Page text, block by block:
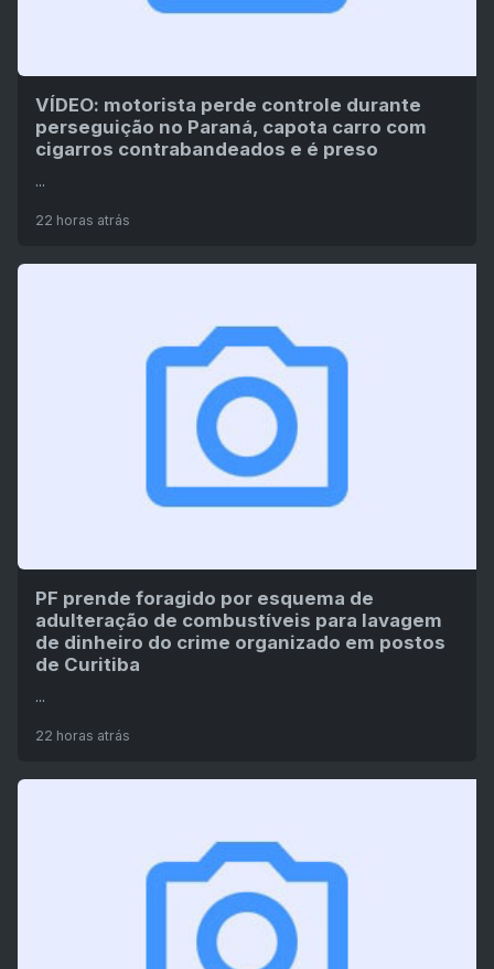
VÍDEO: motorista perde controle durante
perseguição no Paraná, capota carro com
cigarros contrabandeados e é preso
...
22 horas atrás
PF prende foragido por esquema de
adulteração de combustíveis para lavagem
de dinheiro do crime organizado em postos
de Curitiba
...
22 horas atrás